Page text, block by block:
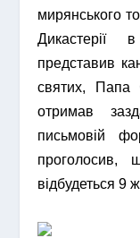
мирянського
Дикастерії
представив
святих, Папа
отримав
письмовій
проголосив,
відбудеться 9